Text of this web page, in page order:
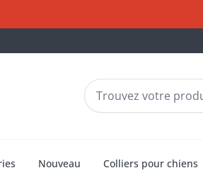
Nouveau Colliers pour chiens